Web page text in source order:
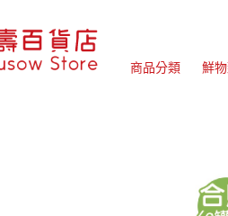
商品分類 鮮